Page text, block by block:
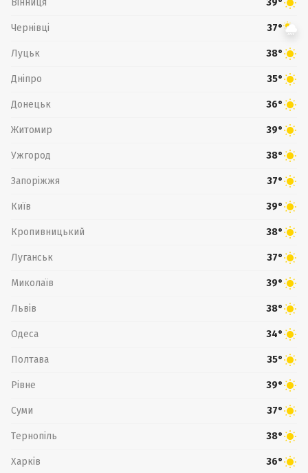
39°
Чернівці 37°
Луцьк 38°
Дніпро 35°
Донецьк 36°
Житомир 39°
Ужгород 38°
Запоріжжя 37°
Київ 39°
Кропивницький 38°
Луганськ 37°
Миколаїв 39°
Львів 38°
Одеса 34°
Полтава 35°
Рівне 39°
Суми 37°
Тернопіль 38°
Харків 36°